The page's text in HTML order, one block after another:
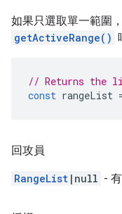
如果只選取單一範圍
getActiveRange()
// Returns the
const rangeList
回攻員
RangeList |null -